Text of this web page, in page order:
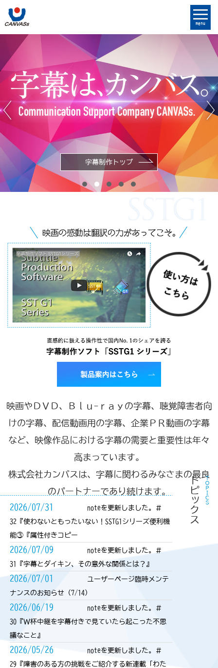
menu
字幕制作トップ
映画やＤＶＤ、Ｂｌｕ-ｒａｙの字幕、聴覚障害者向
けの字幕、配信動画用の字幕、企業ＰＲ動画の字幕
など、映像作品における字幕の需要と重要性は年々
高まっています。
株式会社カンバスは、字幕に関わるみなさまの最良
のパートナーであり続けます。
ＴＯＰＩＣＳ
トピックス
2026/07/31
noteを更新しました。＃
32『使わないともったいない！SSTG1シリーズ便利機
能③『属性付きコピー
2026/07/09
noteを更新しました。＃
31『字幕とダイキン、その意外な関係とは？』
2026/07/01
ユーザーページ臨時メンテ
ナンスのお知らせ（7/14）
2026/06/19
noteを更新しました。＃
30『Ｗ杯中継を字幕付きで見ていたら起こった不思
議なこと』
2026/05/26
noteを更新しました。＃
29『障害のある方の挑戦をご紹介する新連載「わた